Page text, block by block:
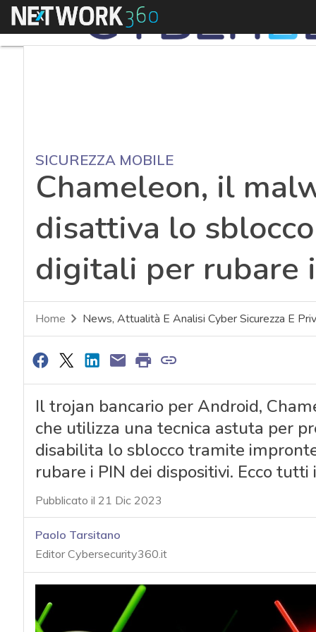
Menu
SICUREZZA MOBILE
Chameleon, il
disattiva lo
digitali per rubare
Home News, Attualità E Analisi Cyber Sicurezza E
Il trojan bancario per Android,
che utilizza una tecnica astuta per
disabilita lo sblocco tramite
rubare i PIN dei dispositivi. Ecco
Pubblicato il 21 Dic 2023
Paolo Tarsitano
Editor Cybersecurity360.it